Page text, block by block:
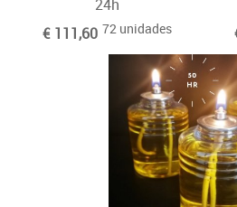
24h
€ 111,60 72 unidades